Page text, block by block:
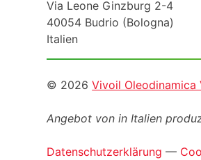
Via Leone Ginzburg 2-4
40054 Budrio (Bologna)
Italien
Informazioni
legali
© 2026Vivoil Oleodinamica
Angebot von in Italien
Datenschutzerklärung —